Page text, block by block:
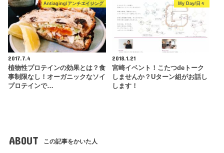
Antiaging/アンチエイジング
2017.7.4
植物性プロテインの効果とは？食
事制限なし！オーガニックなソイ
プロテインで…
My Day/日々
2018.1.21
宮崎イベント！こたつdeトーク
しませんか？Uターン組がお話し
します！
ABOUT この記事をかいた人